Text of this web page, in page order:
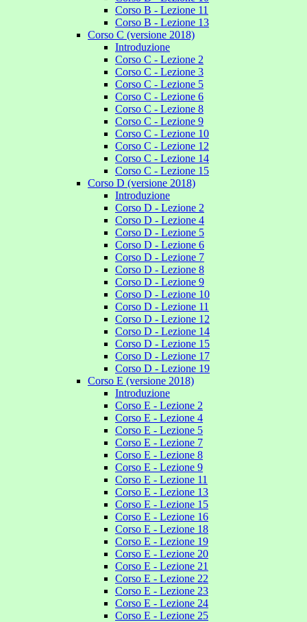
Corso B - Lezione 11
Corso B - Lezione 13
Corso C (versione 2018)
Introduzione
Corso C - Lezione 2
Corso C - Lezione 3
Corso C - Lezione 5
Corso C - Lezione 6
Corso C - Lezione 8
Corso C - Lezione 9
Corso C - Lezione 10
Corso C - Lezione 12
Corso C - Lezione 14
Corso C - Lezione 15
Corso D (versione 2018)
Introduzione
Corso D - Lezione 2
Corso D - Lezione 4
Corso D - Lezione 5
Corso D - Lezione 6
Corso D - Lezione 7
Corso D - Lezione 8
Corso D - Lezione 9
Corso D - Lezione 10
Corso D - Lezione 11
Corso D - Lezione 12
Corso D - Lezione 14
Corso D - Lezione 15
Corso D - Lezione 17
Corso D - Lezione 19
Corso E (versione 2018)
Introduzione
Corso E - Lezione 2
Corso E - Lezione 4
Corso E - Lezione 5
Corso E - Lezione 7
Corso E - Lezione 8
Corso E - Lezione 9
Corso E - Lezione 11
Corso E - Lezione 13
Corso E - Lezione 15
Corso E - Lezione 16
Corso E - Lezione 18
Corso E - Lezione 19
Corso E - Lezione 20
Corso E - Lezione 21
Corso E - Lezione 22
Corso E - Lezione 23
Corso E - Lezione 24
Corso E - Lezione 25